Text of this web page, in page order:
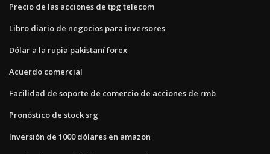
Precio de las acciones de tpg telecom
Libro diario de negocios para inversores
Dólar a la rupia pakistaní forex
Acuerdo comercial
Facilidad de soporte de comercio de acciones de rmb
Pronóstico de stock srg
Inversión de 1000 dólares en amazon